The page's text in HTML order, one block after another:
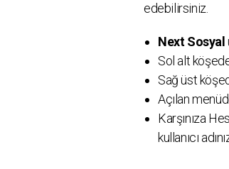
edebilirsiniz.
Next Sosyal
Sol alt
Sağ üst
Açılan
Karşınıza
kullanıcı